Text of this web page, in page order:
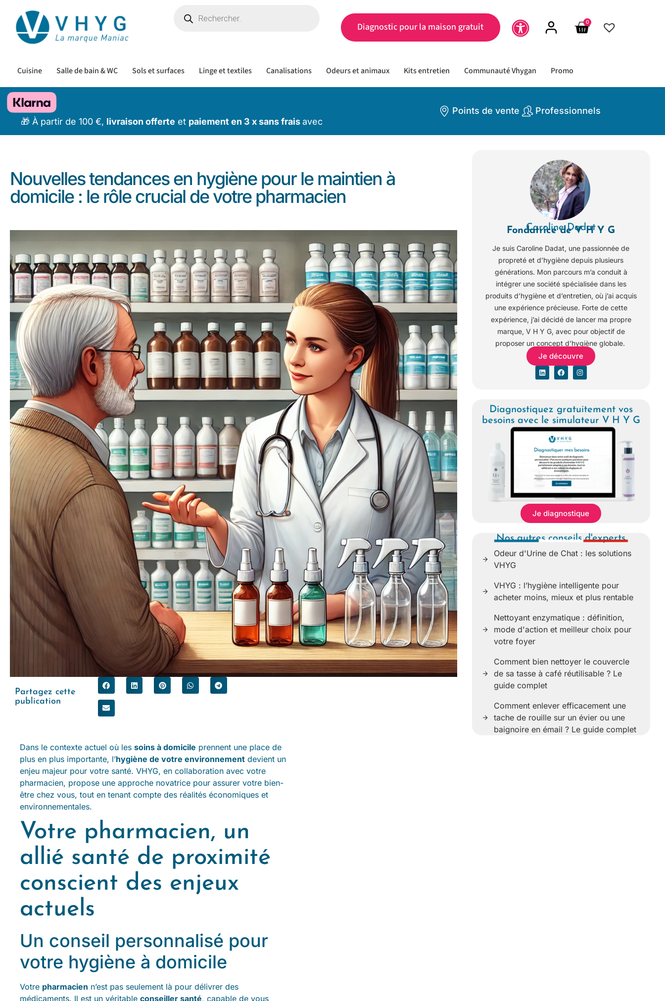
Diagnostic pour la maison gratuit 0
Cuisine Salle de bain & WC Sols et surfaces Linge et textiles Canalisations Odeurs et animaux Kits entretien Communauté Vhygan Promo
🎁 À partir de 100 €, livraison offerte et paiement en 3 x sans fraisavec
Points de vente Professionnels
Nouvelles tendances en hygiène pour le maintien à
domicile : le rôle crucial de votre pharmacien
Partagez cette
publication
Dans le contexte actuel où les soins à domicile prennent une place de
plus en plus importante, l’hygiène de votre environnement devient un
enjeu majeur pour votre santé. VHYG, en collaboration avec votre
pharmacien, propose une approche novatrice pour assurer votre bien-
être chez vous, tout en tenant compte des réalités économiques et
environnementales.
Votre pharmacien, un
allié santé de proximité
conscient des enjeux
actuels
Un conseil personnalisé pour
votre hygiène à domicile
Votre pharmacien n’est pas seulement là pour délivrer des
médicaments. Il est un véritable conseiller santé, capable de vous
Caroline Dadat
Fondatrice de V H Y G
Je suis Caroline Dadat, une passionnée de
propreté et d’hygiène depuis plusieurs
générations. Mon parcours m’a conduit à
intégrer une société spécialisée dans les
produits d’hygiène et d’entretien, où j’ai acquis
une expérience précieuse. Forte de cette
expérience, j’ai décidé de lancer ma propre
marque, V H Y G, avec pour objectif de
proposer un concept d’hygiène globale.
Je découvre
Diagnostiquez gratuitement vos
besoins avec le simulateur V H Y G
Je diagnostique
Nos autres conseils d'experts
Odeur d'Urine de Chat : les solutions
VHYG
VHYG : l’hygiène intelligente pour
acheter moins, mieux et plus rentable
Nettoyant enzymatique : définition,
mode d'action et meilleur choix pour
votre foyer
Comment bien nettoyer le couvercle
de sa tasse à café réutilisable ? Le
guide complet
Comment enlever efficacement une
tache de rouille sur un évier ou une
baignoire en émail ? Le guide complet